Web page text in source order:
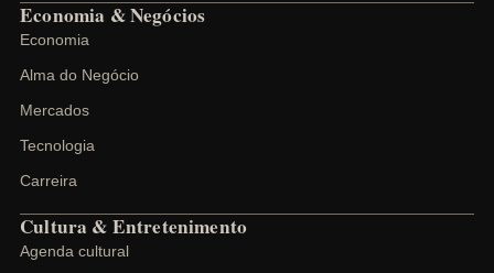
Economia & Negócios
Economia
Alma do Negócio
Mercados
Tecnologia
Carreira
Cultura & Entretenimento
Agenda cultural